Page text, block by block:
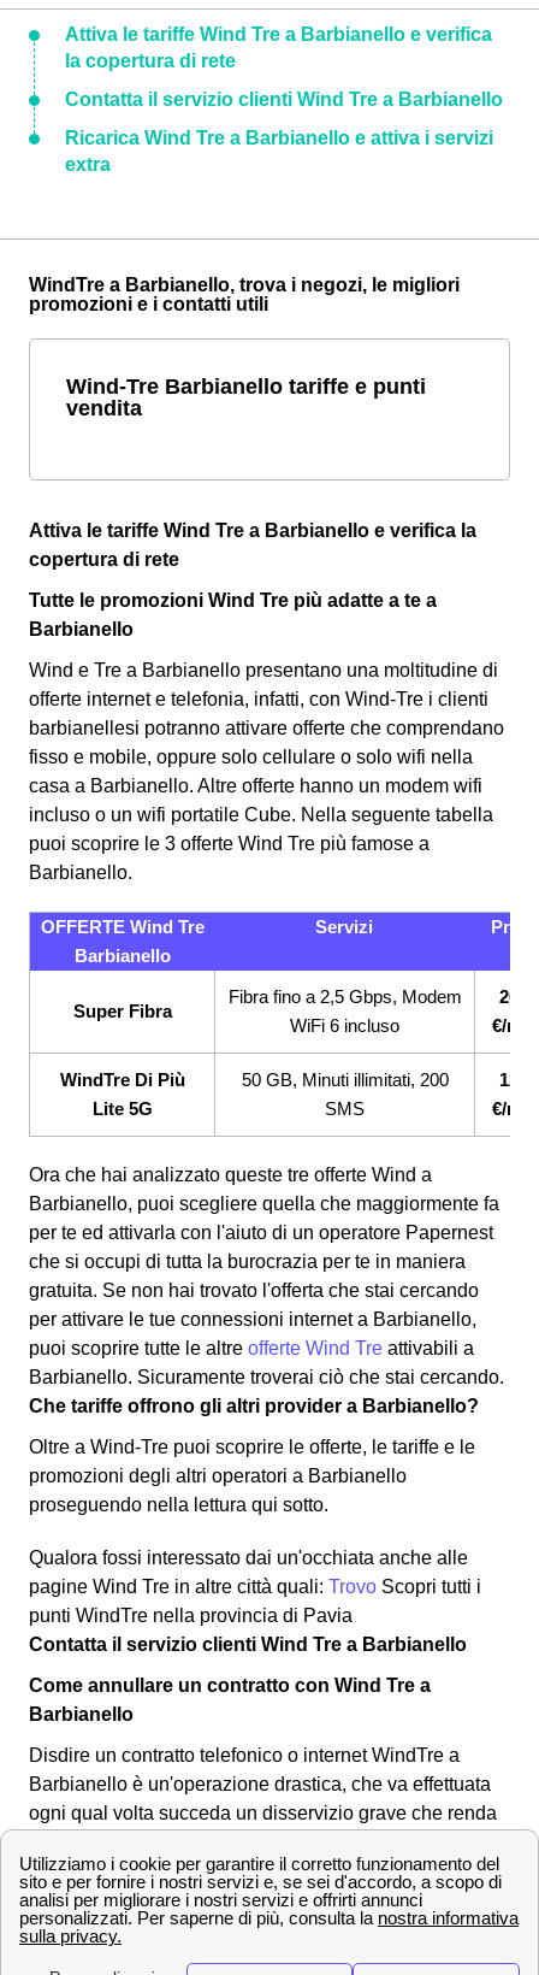
Attiva le tariffe Wind Tre a Barbianello e verifica
la copertura di rete
Contatta il servizio clienti Wind Tre a Barbianello
Ricarica Wind Tre a Barbianello e attiva i servizi
extra
WindTre a Barbianello, trova i negozi, le migliori
promozioni e i contatti utili
Wind-Tre Barbianello tariffe e punti
vendita
Attiva le tariffe Wind Tre a Barbianello e verifica la
copertura di rete
Tutte le promozioni Wind Tre più adatte a te a
Barbianello
Wind e Tre a Barbianello presentano una moltitudine di
offerte internet e telefonia, infatti, con Wind-Tre i clienti
barbianellesi potranno attivare offerte che comprendano
fisso e mobile, oppure solo cellulare o solo wifi nella
casa a Barbianello. Altre offerte hanno un modem wifi
incluso o un wifi portatile Cube. Nella seguente tabella
puoi scoprire le 3 offerte Wind Tre più famose a
Barbianello.
OFFERTE Wind Tre
Barbianello
Servizi
Super Fibra
Fibra fino a 2,5 Gbps, Modem
WiFi 6 incluso
€/
WindTre Di Più
Lite 5G
50 GB, Minuti illimitati, 200
SMS
€/
Ora che hai analizzato queste tre offerte Wind a
Barbianello, puoi scegliere quella che maggiormente fa
per te ed attivarla con l'aiuto di un operatore Papernest
che si occupi di tutta la burocrazia per te in maniera
gratuita. Se non hai trovato l'offerta che stai cercando
per attivare le tue connessioni internet a Barbianello,
puoi scoprire tutte le altre offerte Wind Tre attivabili a
Barbianello. Sicuramente troverai ciò che stai cercando.
Che tariffe offrono gli altri provider a Barbianello?
Oltre a Wind-Tre puoi scoprire le offerte, le tariffe e le
promozioni degli altri operatori a Barbianello
proseguendo nella lettura qui sotto.
Qualora fossi interessato dai un'occhiata anche alle
pagine Wind Tre in altre città quali: Trovo Scopri tutti i
punti WindTre nella provincia di Pavia
Contatta il servizio clienti Wind Tre a Barbianello
Come annullare un contratto con Wind Tre a
Barbianello
Disdire un contratto telefonico o internet WindTre a
Barbianello è un'operazione drastica, che va effettuata
ogni qual volta succeda un disservizio grave che renda
di connessione alla rete Wind Tre a Barbianello. Per
eseguire la disdetta, o recesso, Wind Tre a Barbianello,
bisogna comunicare a Wind tre la propria volontà di